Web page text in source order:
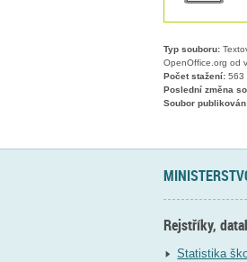
Typ souboru:
OpenOffice.org od
Počet stažení: 563
Poslední změna
Soubor
Rejstříky,
Statistika